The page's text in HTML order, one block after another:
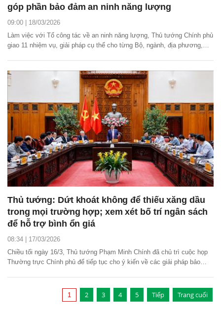
góp phần bảo đảm an ninh năng lượng
09:00 | 18/03/2026
Làm việc với Tổ công tác về an ninh năng lượng, Thủ tướng Chính phủ
giao 11 nhiệm vụ, giải pháp cụ thể cho từng Bộ, ngành, địa phương,
Thủ tướng: Dứt khoát không để thiếu xăng dầu
trong mọi trường hợp; xem xét bố trí ngân sách
để hỗ trợ bình ổn giá
08:34 | 17/03/2026
Chiều tối ngày 16/3, Thủ tướng Phạm Minh Chính đã chủ trì cuộc họp
Thường trực Chính phủ để tiếp tục cho ý kiến về các giải pháp bảo
1 2 3 4 5 Tiếp Trang cuối